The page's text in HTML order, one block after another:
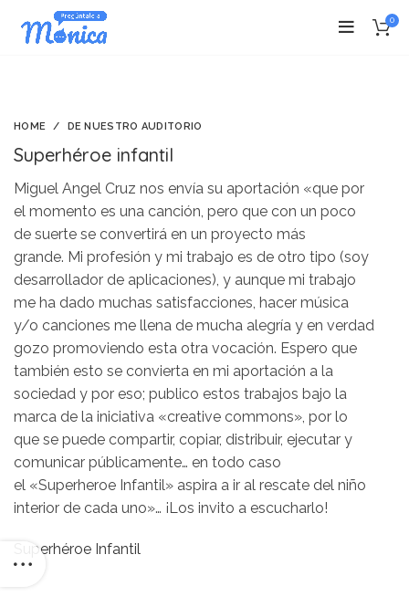
0
HOME DE NUESTRO AUDITORIO
Superhéroe infantil
Miguel Angel Cruz nos envía su aportación «que por
el momento es una canción, pero que con un poco
de suerte se convertirá en un proyecto más
grande. Mi profesión y mi trabajo es de otro tipo (soy
desarrollador de aplicaciones), y aunque mi trabajo
me ha dado muchas satisfacciones, hacer música
y/o canciones me llena de mucha alegría y en verdad
gozo promoviendo esta otra vocación. Espero que
también esto se convierta en mi aportación a la
sociedad y por eso; publico estos trabajos bajo la
marca de la iniciativa «creative commons», por lo
que se puede compartir, copiar, distribuir, ejecutar y
comunicar públicamente… en todo caso
el «Superheroe Infantil» aspira a ir al rescate del niño
interior de cada uno»… ¡Los invito a escucharlo!
Superhéroe Infantil